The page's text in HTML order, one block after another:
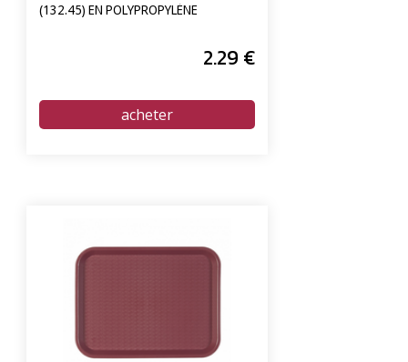
(132.45) EN POLYPROPYLÈNE
2.29 €